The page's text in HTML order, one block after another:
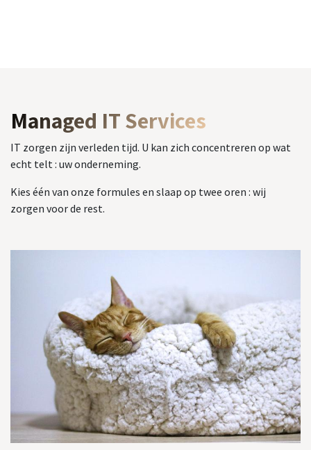
Managed IT Services
IT zorgen zijn verleden tijd. U kan zich concentreren op wat
echt telt : uw onderneming.
Kies één van onze formules en slaap op twee oren : wij
zorgen voor de rest.